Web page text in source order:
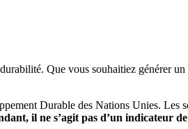
Que vous souhaitiez générer
Durable des Nations Unies. Les
il ne s’agit pas d’un indicateur